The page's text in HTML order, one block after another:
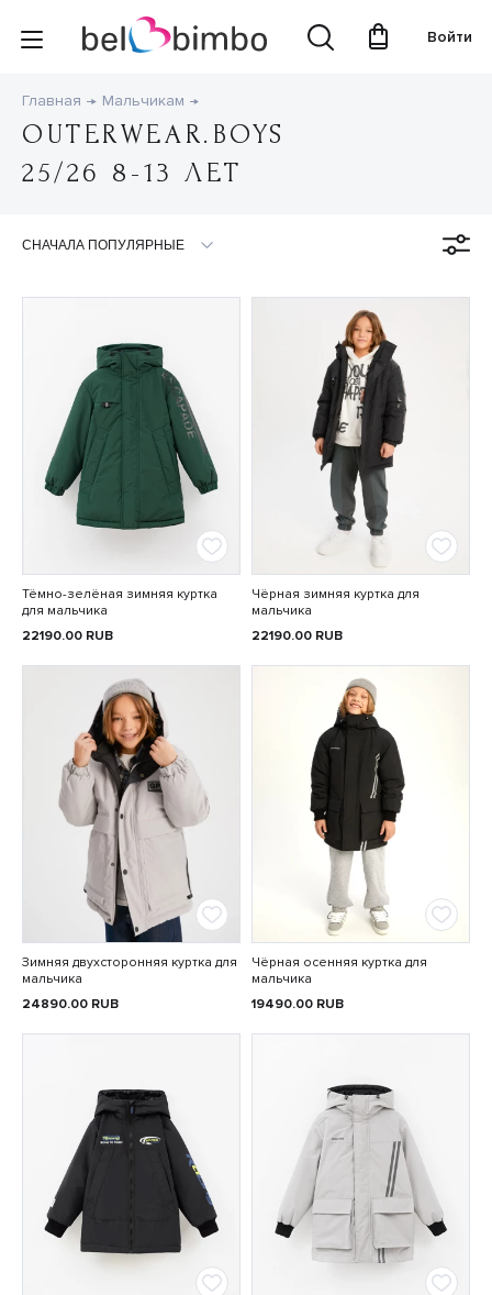
Войти
Главная Мальчикам
OUTERWEAR.BOYS
25/26 8-13 ЛЕТ
Тёмно-зелёная зимняя куртка
для мальчика
22190.00 RUB
Чёрная зимняя куртка для
мальчика
22190.00 RUB
Зимняя двухсторонняя куртка для
мальчика
24890.00 RUB
Чёрная осенняя куртка для
мальчика
19490.00 RUB